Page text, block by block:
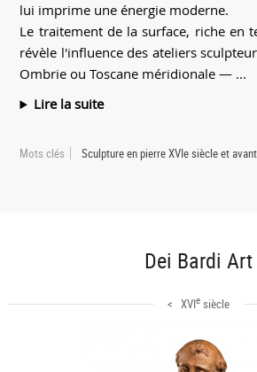
lui imprime une énergie moderne.
Le traitement de la surface, riche en
révèle l'influence des ateliers
Ombrie ou Toscane méridionale — ...
Lire la suite
Mots clés Sculpture en pierre XVIe siècle et avant
Dei Bardi Art
< XVIesiècle